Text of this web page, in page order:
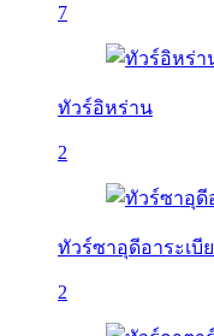
7
ทัวร์อิหร่าน
2
ทัวร์ซาอุดีอาระเบีย
2